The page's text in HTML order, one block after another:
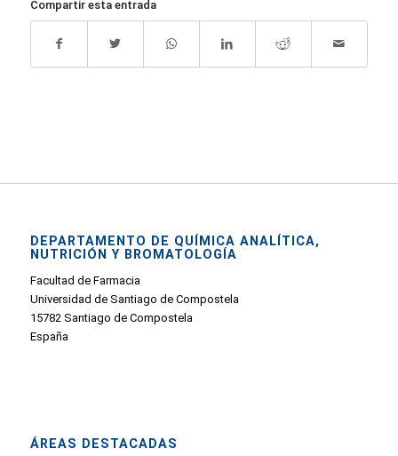
Compartir esta entrada
DEPARTAMENTO DE QUÍMICA ANALÍTICA,
NUTRICIÓN Y BROMATOLOGÍA
Facultad de Farmacia
Universidad de Santiago de Compostela
15782 Santiago de Compostela
España
ÁREAS DESTACADAS